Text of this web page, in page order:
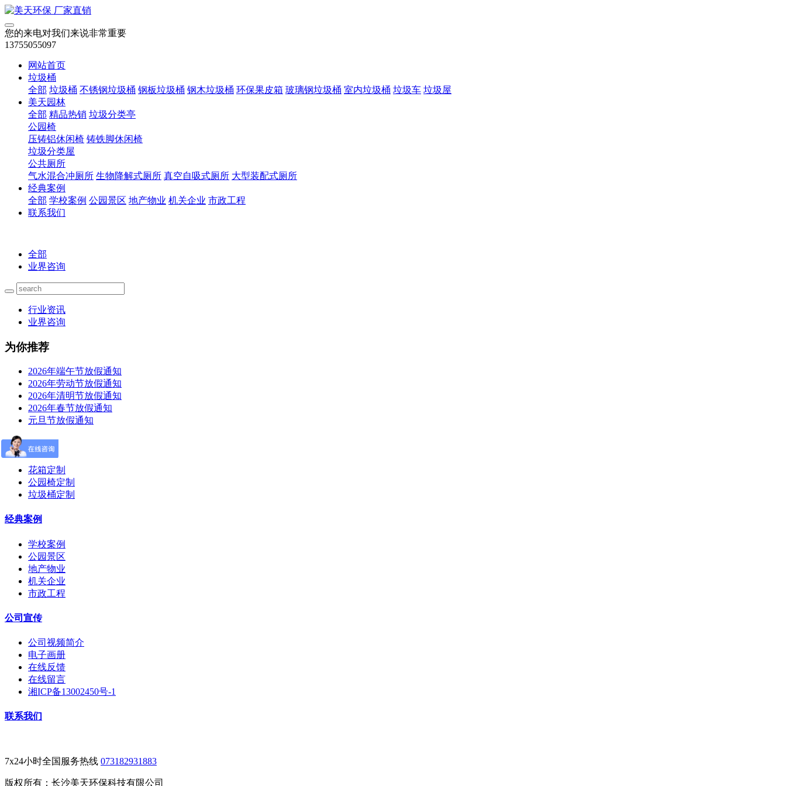
您的来电对我们来说非常重要
13755055097
网站首页
垃圾桶
全部 垃圾桶 不锈钢垃圾桶 钢板垃圾桶 钢木垃圾桶 环保果皮箱 玻璃钢垃圾桶 室内垃圾桶 垃圾车 垃圾屋
美天园林
全部 精品热销 垃圾分类亭
公园椅
压铸铝休闲椅 铸铁脚休闲椅
垃圾分类屋
公共厕所
气水混合冲厕所 生物降解式厕所 真空自吸式厕所 大型装配式厕所
经典案例
全部 学校案例 公园景区 地产物业 机关企业 市政工程
联系我们
全部
业界咨询
行业资讯
业界咨询
为你推荐
2026年端午节放假通知
2026年劳动节放假通知
2026年清明节放假通知
2026年春节放假通知
元旦节放假通知
产品定制
花箱定制
公园椅定制
垃圾桶定制
经典案例
学校案例
公园景区
地产物业
机关企业
市政工程
公司宣传
公司视频简介
电子画册
在线反馈
在线留言
湘ICP备13002450号-1
联系我们
7x24小时全国服务热线 073182931883
版权所有：长沙美天环保科技有限公司